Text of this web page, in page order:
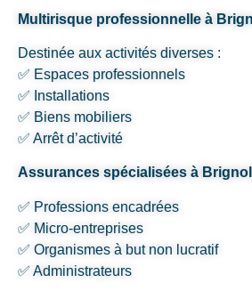
Multirisque professionnelle à
Destinée aux activités diverses :
✅ Espaces professionnels
✅ Installations
✅ Biens mobiliers
✅ Arrêt d’activité
Assurances spécialisées à
✅ Professions encadrées
✅ Micro-entreprises
✅ Organismes à but non lucratif
✅ Administrateurs